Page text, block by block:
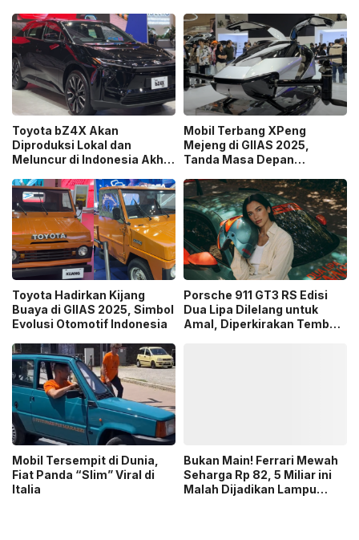
Toyota bZ4X Akan
Diproduksi Lokal dan
Meluncur di Indonesia Akhir
Mobil Terbang XPeng
Mejeng di GIIAS 2025,
Tanda Masa Depan
Dekat
Toyota Hadirkan Kijang
Buaya di GIIAS 2025, Simbol
Evolusi Otomotif Indonesia
Porsche 911 GT3 RS Edisi
Dua Lipa Dilelang untuk
Amal, Diperkirakan Tembus
Mobil Tersempit di Dunia,
Fiat Panda “Slim” Viral di
Italia
Bukan Main! Ferrari Mewah
Seharga Rp 82, 5 Miliar ini
Malah Dijadikan Lampu